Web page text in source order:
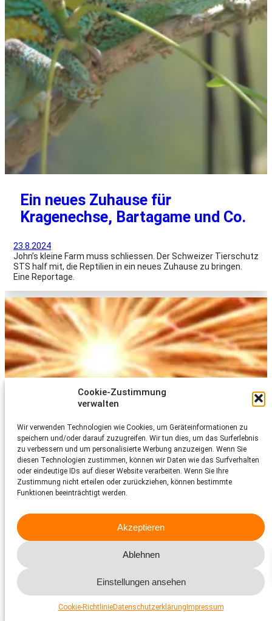
Cookie-Zustimmung
verwalten
Wir verwenden Technologien wie Cookies, um Geräteinformationen zu
speichern und/oder darauf zuzugreifen. Wir tun dies, um das Surferlebnis
zu verbessern und um personalisierte Werbung anzuzeigen. Wenn Sie
diesen Technologien zustimmen, können wir Daten wie das Surfverhalten
oder eindeutige IDs auf dieser Website verarbeiten. Wenn Sie Ihre
Zustimmung nicht erteilen oder zurückziehen, können bestimmte
Funktionen beeinträchtigt werden.
Akzeptieren
Ablehnen
Einstellungen ansehen
Cookie-RichtlinieDatenschutzerklärung Impressum
Ein neues Zuhause für
Kragenechse, Bartagame und Co.
23.8.2024
John’s kleine Farm muss schliessen. Der Schweizer Tierschutz
STS half mit, die Reptilien in ein neues Zuhause zu bringen.
Eine Reportage.